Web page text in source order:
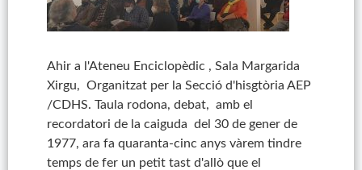
Ahir a l'Ateneu Enciclopèdic , Sala Margarida
Xirgu, Organitzat per la Secció d'hisgtòria AEP
/CDHS. Taula rodona, debat, amb el
recordatori de la caiguda del 30 de gener de
1977, ara fa quaranta-cinc anys vàrem tindre
temps de fer un petit tast d'allò que el